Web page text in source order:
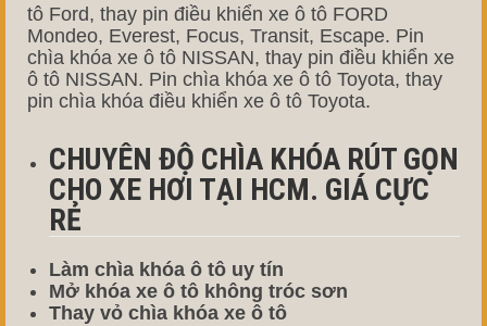
tô Ford, thay pin điều khiển xe ô tô FORD
Mondeo, Everest, Focus, Transit, Escape. Pin
chìa khóa xe ô tô NISSAN, thay pin điều khiển xe
ô tô NISSAN. Pin chìa khóa xe ô tô Toyota, thay
pin chìa khóa điều khiển xe ô tô Toyota.
CHUYÊN ĐỘ CHÌA KHÓA RÚT GỌN
CHO XE HƠI TẠI HCM. GIÁ CỰC
RẺ
Làm chìa khóa ô tô uy tín
Mở khóa xe ô tô không tróc sơn
Thay vỏ chìa khóa xe ô tô